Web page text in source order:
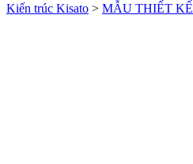
Kiến trúc Kisato > MẪU THIẾT KẾ